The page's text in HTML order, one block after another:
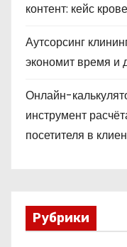
контент: кейс
Аутсорсинг
экономит время и
Онлайн-
инструмент
посетителя в
Рубрики